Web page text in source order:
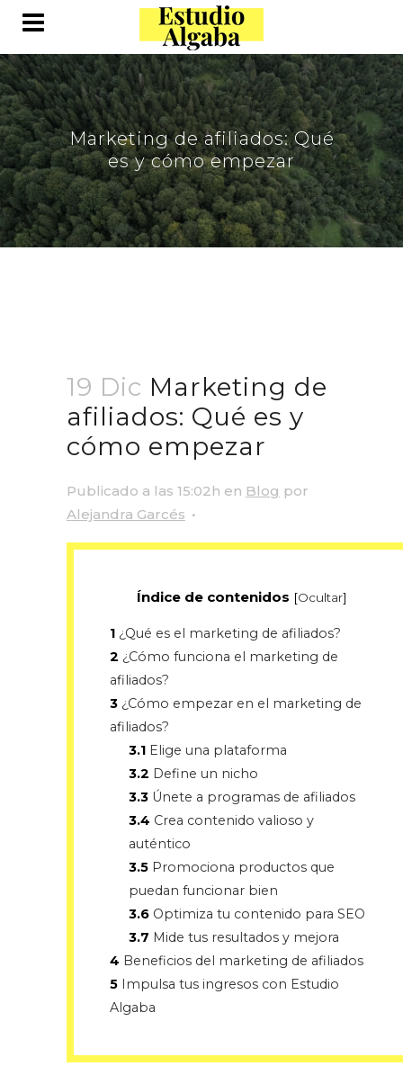
Marketing de afiliados: Qué
es y cómo empezar
19 Dic Marketing de
afiliados: Qué es y
cómo empezar
Publicado a las 15:02h en Blog por
Alejandra Garcés
Índice de contenidos [Ocultar]
1 ¿Qué es el marketing de afiliados?
2 ¿Cómo funciona el marketing de
afiliados?
3 ¿Cómo empezar en el marketing de
afiliados?
3.1 Elige una plataforma
3.2 Define un nicho
3.3 Únete a programas de afiliados
3.4 Crea contenido valioso y
auténtico
3.5 Promociona productos que
puedan funcionar bien
3.6 Optimiza tu contenido para SEO
3.7 Mide tus resultados y mejora
4 Beneficios del marketing de afiliados
5 Impulsa tus ingresos con Estudio
Algaba